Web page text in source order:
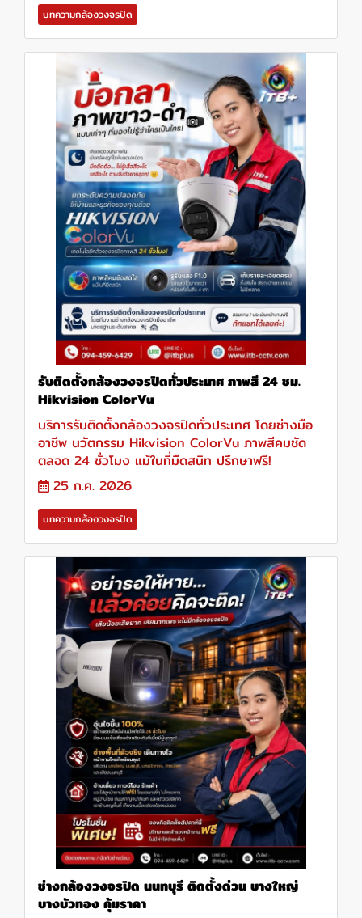
บทความกล้องวงจรปิด
รับติดตั้งกล้องวงจรปิดทั่วประเทศ ภาพสี 24 ชม.
Hikvision ColorVu
บริการรับติดตั้งกล้องวงจรปิดทั่วประเทศ โดยช่างมือ
อาชีพ นวัตกรรม Hikvision ColorVu ภาพสีคมชัด
ตลอด 24 ชั่วโมง แม้ในที่มืดสนิท ปรึกษาฟรี!
25 ก.ค. 2026
บทความกล้องวงจรปิด
ช่างกล้องวงจรปิด นนทบุรี ติดตั้งด่วน บางใหญ่
บางบัวทอง คุ้มราคา